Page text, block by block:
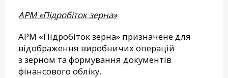
АРМ «Підробіток зерна»
АРМ «Підробіток зерна» призначене для
відображення виробничих операцій
з зерном та формування документів
фінансового обліку.